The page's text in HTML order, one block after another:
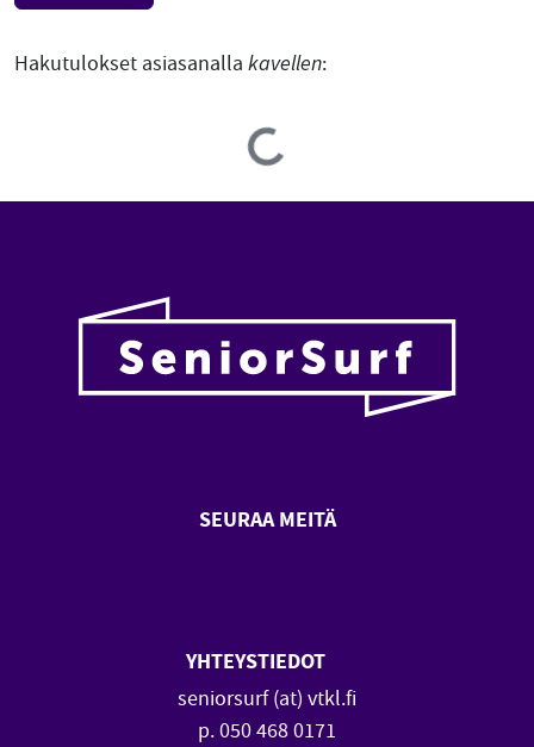
Hakutulokset asiasanalla kavellen:
Loading...
SEURAA MEITÄ
YHTEYSTIEDOT
seniorsurf (at) vtkl.fi
p. 050 468 0171